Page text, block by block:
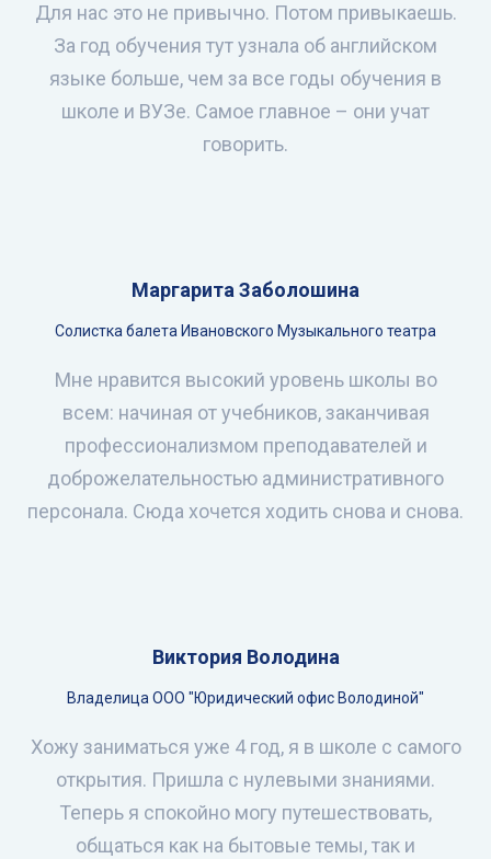
Для нас это не привычно. Потом привыкаешь.
За год обучения тут узнала об английском
языке больше, чем за все годы обучения в
школе и ВУЗе. Самое главное – они учат
говорить.
Маргарита Заболошина
Солистка балета Ивановского Музыкального театра
Мне нравится высокий уровень школы во
всем: начиная от учебников, заканчивая
профессионализмом преподавателей и
доброжелательностью административного
персонала. Сюда хочется ходить снова и снова.
Виктория Володина
Владелица ООО "Юридический офис Володиной"
Хожу заниматься уже 4 год, я в школе с самого
открытия. Пришла с нулевыми знаниями.
Теперь я спокойно могу путешествовать,
общаться как на бытовые темы, так и